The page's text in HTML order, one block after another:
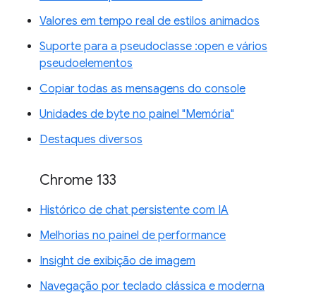
Valores em tempo real de estilos animados
Suporte para a pseudoclasse :open e vários
pseudoelementos
Copiar todas as mensagens do console
Unidades de byte no painel "Memória"
Destaques diversos
Chrome 133
Histórico de chat persistente com IA
Melhorias no painel de performance
Insight de exibição de imagem
Navegação por teclado clássica e moderna